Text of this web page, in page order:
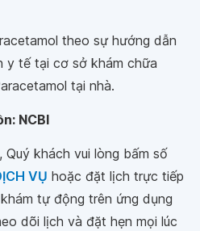
theo sự hướng dẫn
y tế tại cơ sở khám chữa
tại nhà.
NCBI
khách vui lòng bấm số
VỤ hoặc đặt lịch trực tiếp
tự động trên ứng dụng
dõi lịch và đặt hẹn mọi lúc